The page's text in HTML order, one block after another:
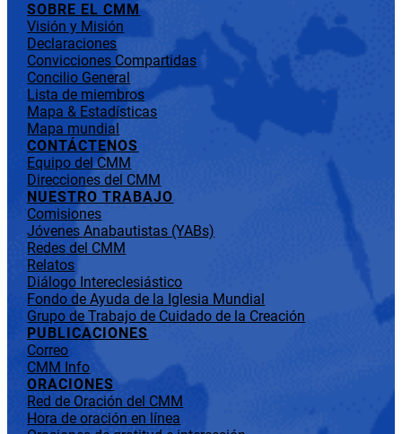
SOBRE EL CMM
Visión y Misión
Declaraciones
Convicciones Compartidas
Concilio General
Lista de miembros
Mapa & Estadísticas
Mapa mundial
CONTÁCTENOS
Equipo del CMM
Direcciones del CMM
NUESTRO TRABAJO
Comisiones
Jóvenes Anabautistas (YABs)
Redes del CMM
Relatos
Diálogo Intereclesiástico
Fondo de Ayuda de la Iglesia Mundial
Grupo de Trabajo de Cuidado de la Creación
PUBLICACIONES
Correo
CMM Info
ORACIONES
Red de Oración del CMM
Hora de oración en línea